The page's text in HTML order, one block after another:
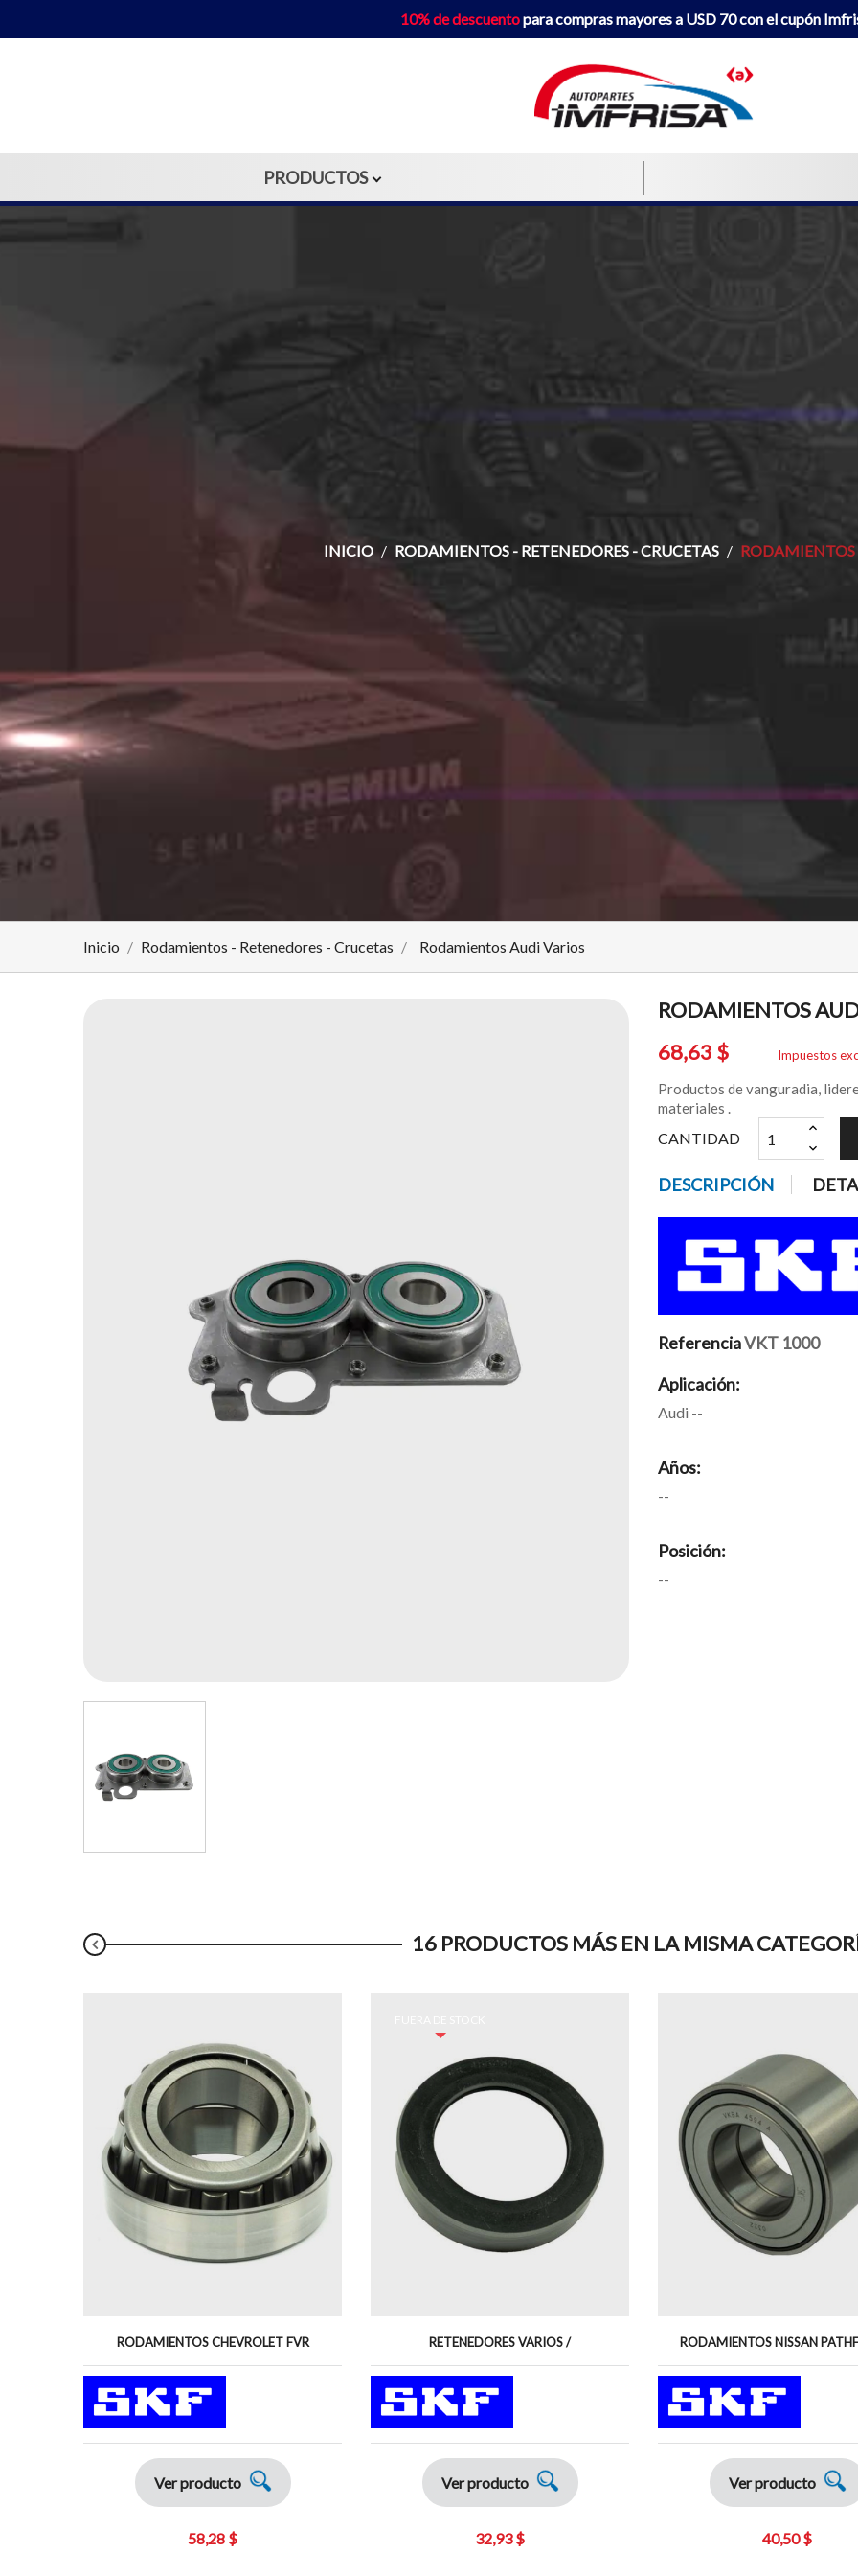
10% de descuentopara compras mayores a USD 70 con el cupón
PRODUCTOS
INICIO RODAMIENTOS - RETENEDORES - CRUCETAS
Inicio Rodamientos - Retenedores - Crucetas Rodamientos Audi Varios
RODAMIENTOS
68,63 $
Impuestos
Productos de vanguradia,
materiales .
CANTIDAD
DESCRIPCIÓN
ReferenciaVKT 1000
Aplicación:
Audi --
Años:
--
Posición:
--
16 PRODUCTOS MÁS EN LA MISMA
RODAMIENTOS CHEVROLET FVR
Ver producto
58,28 $
RETENEDORES VARIOS /
Ver producto
32,93 $
RODAMIENTOS NISSAN
Ver producto
40,50 $